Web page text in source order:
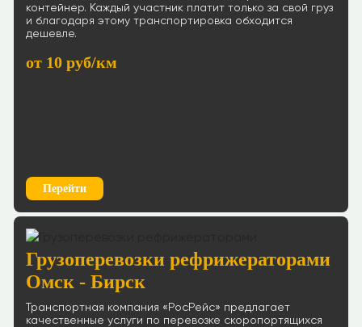
контейнер. Каждый участник платит только за свой груз
и благодаря этому транспортировка обходится
дешевле.
от 10 руб/км
Перейти
Грузоперевозки рефрижераторами
Омск - Бирск
Транспортная компания «РосРейс» предлагает
качественные услуги по перевозке скоропортящихся